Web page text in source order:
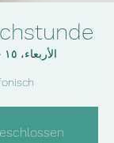
الأربعاء، ١٥ حزيران